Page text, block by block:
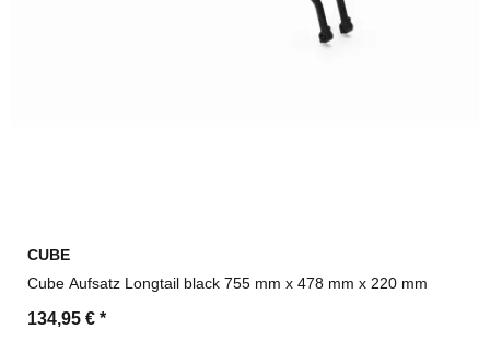
CUBE
Cube Aufsatz Longtail black 755 mm x 478 mm x 220 mm
134,95 € *